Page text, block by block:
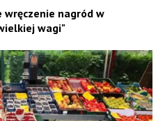
wręczenie nagród w
wagi"